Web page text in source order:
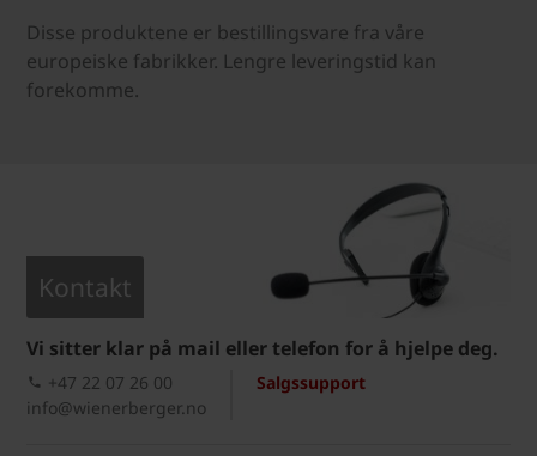
Disse produktene er bestillingsvare fra våre
europeiske fabrikker. Lengre leveringstid kan
forekomme.
Kontakt
Vi sitter klar på mail eller telefon for å hjelpe deg.
Salgssupport
+47 22 07 26 00
info@wienerberger.no